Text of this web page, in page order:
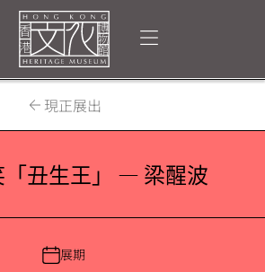
首
頁
打開選單
現正展出
丑生王」 — 梁醒波
展期